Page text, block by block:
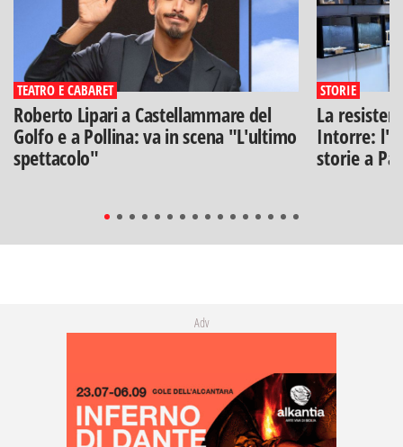
TEATRO E CABARET
Roberto Lipari a Castellammare del
Golfo e a Pollina: va in scena "L'ultimo
spettacolo"
STORIE
La
Intorre:
storie a
Adv